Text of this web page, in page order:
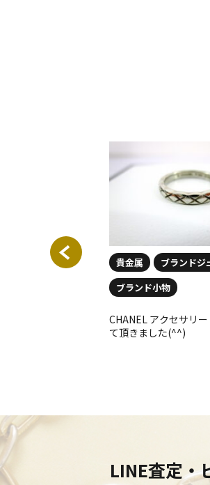
貴金属
ブランドジ
ブランド小物
CHANEL アクセサリ
て頂きました(^^)
LINE査定・